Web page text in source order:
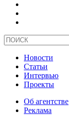
Новости
Статьи
Интервью
Проекты
Об агентстве
Реклама